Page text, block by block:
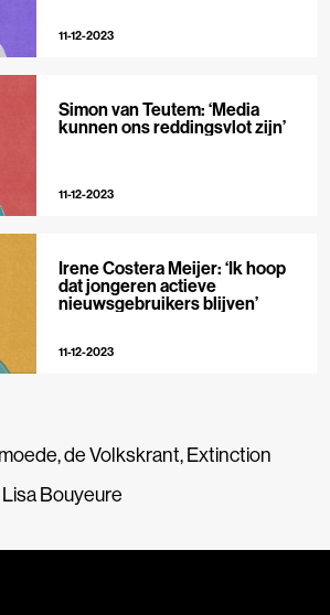
11-12-2023
Simon van Teutem: ‘Media
kunnen ons reddingsvlot zijn’
11-12-2023
Irene Costera Meijer: ‘Ik hoop
dat jongeren actieve
nieuwsgebruikers blijven’
11-12-2023
,de Volkskrant,Extinction
Lisa Bouyeure